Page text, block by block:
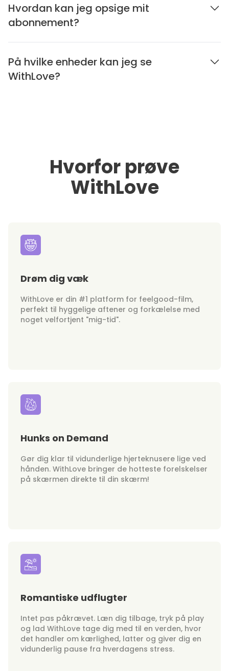
Hvordan kan jeg opsige mit
abonnement?
På hvilke enheder kan jeg se
WithLove?
Hvorfor prøve
WithLove
Drøm dig væk
WithLove er din #1 platform for feelgood-film,
perfekt til hyggelige aftener og forkælelse med
noget velfortjent "mig-tid".
Hunks on Demand
Gør dig klar til vidunderlige hjerteknusere lige ved
hånden. WithLove bringer de hotteste forelskelser
på skærmen direkte til din skærm!
Romantiske udflugter
Intet pas påkrævet. Læn dig tilbage, tryk på play
og lad WithLove tage dig med til en verden, hvor
det handler om kærlighed, latter og giver dig en
vidunderlig pause fra hverdagens stress.